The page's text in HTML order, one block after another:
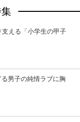
える「小学生の甲子
男子の純情ラブに胸